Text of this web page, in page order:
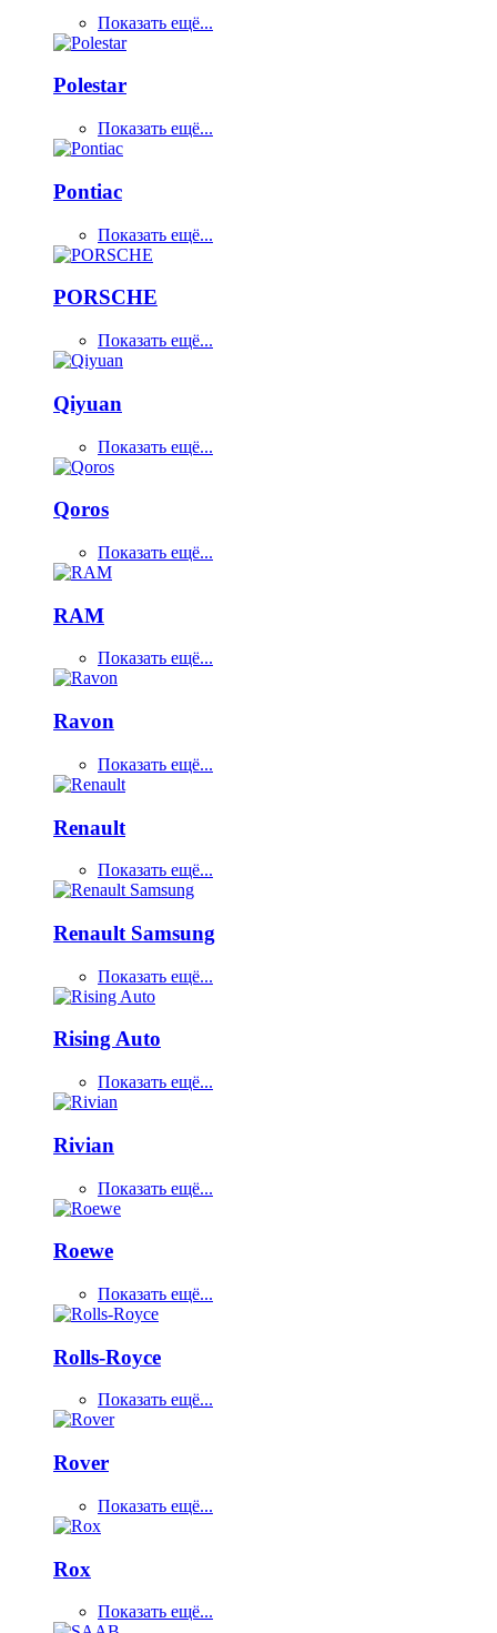
Показать ещё...
Polestar
Показать ещё...
Pontiac
Показать ещё...
PORSCHE
Показать ещё...
Qiyuan
Показать ещё...
Qoros
Показать ещё...
RAM
Показать ещё...
Ravon
Показать ещё...
Renault
Показать ещё...
Renault Samsung
Показать ещё...
Rising Auto
Показать ещё...
Rivian
Показать ещё...
Roewe
Показать ещё...
Rolls-Royce
Показать ещё...
Rover
Показать ещё...
Rox
Показать ещё...